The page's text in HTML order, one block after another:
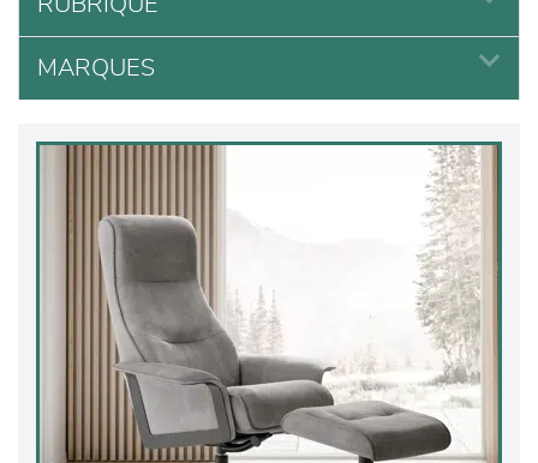
RUBRIQUE
MARQUES